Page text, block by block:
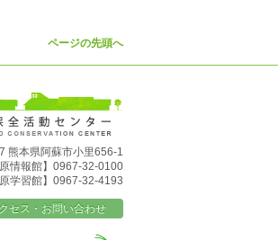
ページの先頭へ
熊本県阿蘇市小里656-1
原情報館】0967-32-0100
原学習館】0967-32-4193
セス・お問い合わせ